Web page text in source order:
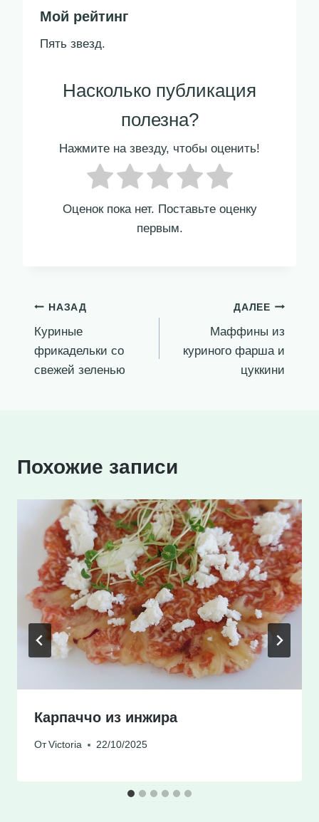
Мой рейтинг
Пять звезд.
Насколько публикация
полезна?
Нажмите на звезду, чтобы оценить!
Оценок пока нет. Поставьте оценку
первым.
Навигация
по
записям
НАЗАД
Куриные
фрикадельки со
свежей зеленью
ДАЛЕЕ
Маффины из
куриного фарша и
цуккини
Похожие записи
Карпаччо из инжира
От Victoria 22/10/2025